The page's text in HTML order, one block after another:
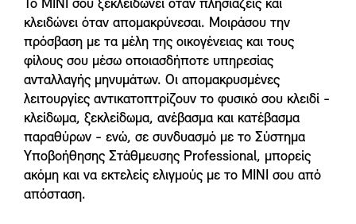
Το MINI σου ξεκλειδώνει όταν πλησιάζεις και
κλειδώνει όταν απομακρύνεσαι. Μοιράσου την
πρόσβαση με τα μέλη της οικογένειας και τους
φίλους σου μέσω οποιασδήποτε υπηρεσίας
ανταλλαγής μηνυμάτων. Οι απομακρυσμένες
λειτουργίες αντικατοπτρίζουν το φυσικό σου κλειδί -
κλείδωμα, ξεκλείδωμα, ανέβασμα και κατέβασμα
παραθύρων - ενώ, σε συνδυασμό με το Σύστημα
Υποβοήθησης Στάθμευσης Professional, μπορείς
ακόμη και να εκτελείς ελιγμούς με το MINI σου από
απόσταση.